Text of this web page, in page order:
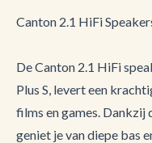
Canton 2.1 HiFi
De Canton 2.1 HiFi
Plus S, levert een
films en games.
geniet je van diepe bas